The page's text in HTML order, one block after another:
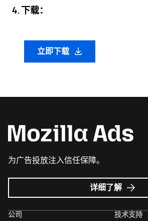
4. 下载：
立即下载
为广告投放注入信任保障。
详细了解 Mozilla
广
公司 技术支持